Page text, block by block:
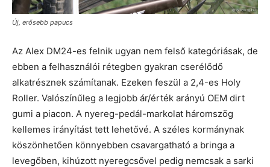
Új, erősebb papucs
Az Alex DM24-es felnik ugyan nem felső kategóriásak, de
ebben a felhasználói rétegben gyakran cserélődő
alkatrésznek számítanak. Ezeken feszül a 2,4-es Holy
Roller. Valószínűleg a legjobb ár/érték arányú OEM dirt
gumi a piacon. A nyereg-pedál-markolat háromszög
kellemes irányítást tett lehetővé. A széles kormánynak
köszönhetően könnyebben csavargatható a bringa a
levegőben, kihúzott nyeregcsővel pedig nemcsak a sarki